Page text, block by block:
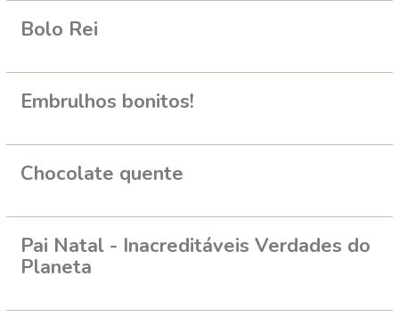
Bolo Rei
Embrulhos bonitos!
Chocolate quente
Pai Natal - Inacreditáveis Verdades do
Planeta